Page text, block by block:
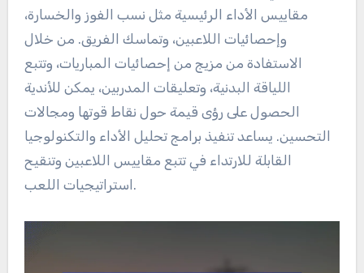
مقاييس الأداء الرئيسية مثل نسب الفوز والخسارة،
وإحصائيات اللاعبين، وتماسك الفريق. من خلال
الاستفادة من مزيج من إحصائيات المباريات، وتتبع
اللياقة البدنية، وتعليقات المدربين، يمكن للأندية
الحصول على رؤى قيمة حول نقاط قوتها ومجالات
التحسين. يساعد تنفيذ برامج تحليل الأداء والتكنولوجيا
القابلة للارتداء في تتبع مقاييس اللاعبين وتنقيح
استراتيجيات اللعب.